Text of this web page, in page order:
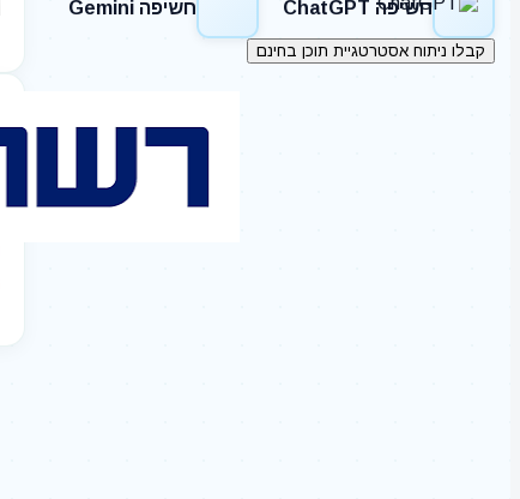
חשיפה ChatGPT חשיפה Gemini
קבלו ניתוח אסטרטגיית תוכן בחינם